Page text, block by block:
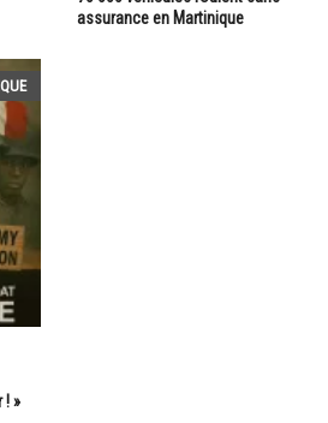
assurance en Martinique
! »